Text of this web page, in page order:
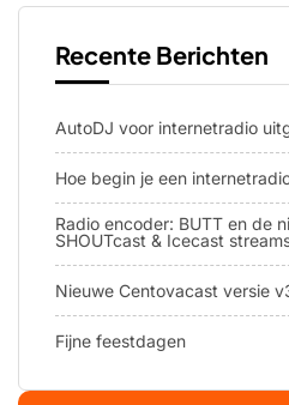
Recente Berichten
AutoDJ voor internetradio
Hoe begin je een
Radio encoder: BUTT en de
SHOUTcast & Icecast
Nieuwe Centovacast versie
Fijne feestdagen